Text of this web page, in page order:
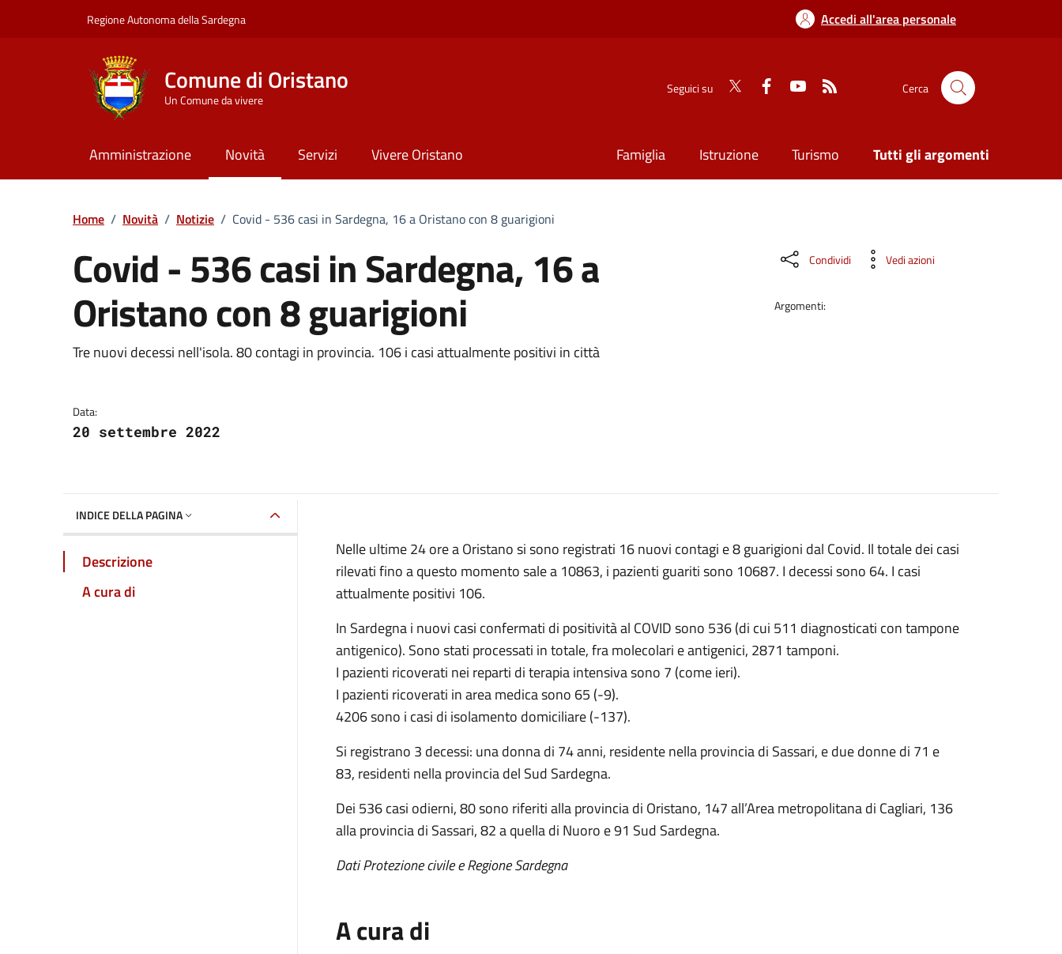
Regione Autonoma della Sardegna Accedi all'area personale
Comune di Oristano
Un Comune da vivere
Seguici su Cerca
Amministrazione Novità Servizi Vivere Oristano Famiglia Istruzione Turismo Tutti gli argomenti
Home / Novità / Notizie / Covid - 536 casi in Sardegna, 16 a Oristano con 8 guarigioni
Covid - 536 casi in Sardegna, 16 a
Oristano con 8 guarigioni
Dettagli della notizia
Tre nuovi decessi nell'isola. 80 contagi in provincia. 106 i casi attualmente positivi in città
Data:
20 settembre 2022
Condividi Vedi azioni
Argomenti:
INDICE DELLA PAGINA
Descrizione
A cura di
Nelle ultime 24 ore a Oristano si sono registrati 16 nuovi contagi e 8 guarigioni dal Covid. Il totale dei casi
rilevati fino a questo momento sale a 10863, i pazienti guariti sono 10687. I decessi sono 64. I casi
attualmente positivi 106.
In Sardegna i nuovi casi confermati di positività al COVID sono 536 (di cui 511 diagnosticati con tampone
antigenico). Sono stati processati in totale, fra molecolari e antigenici, 2871 tamponi.
I pazienti ricoverati nei reparti di terapia intensiva sono 7 (come ieri).
I pazienti ricoverati in area medica sono 65 (-9).
4206 sono i casi di isolamento domiciliare (-137).
Si registrano 3 decessi: una donna di 74 anni, residente nella provincia di Sassari, e due donne di 71 e
83, residenti nella provincia del Sud Sardegna.
Dei 536 casi odierni, 80 sono riferiti alla provincia di Oristano, 147 all’Area metropolitana di Cagliari, 136
alla provincia di Sassari, 82 a quella di Nuoro e 91 Sud Sardegna.
Dati Protezione civile e Regione Sardegna
A cura di